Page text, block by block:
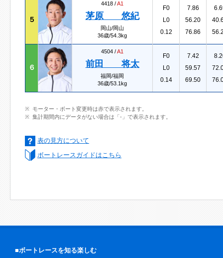
５
4418 /A1
茅原 悠紀
岡山/岡山
36歳/54.3kg
F0
L0
0.12
7.86
56.20
76.86
６
4504 /A1
前田 将太
福岡/福岡
36歳/53.1kg
F0
L0
0.14
7.42
59.57
69.50
モーター・ボート変更時は赤で表示されます。
集計期間内にデータがない場合は「-」で表示されます。
表の見方について
ボートレースガイドはこちら
■ボートレースを知る楽しむ